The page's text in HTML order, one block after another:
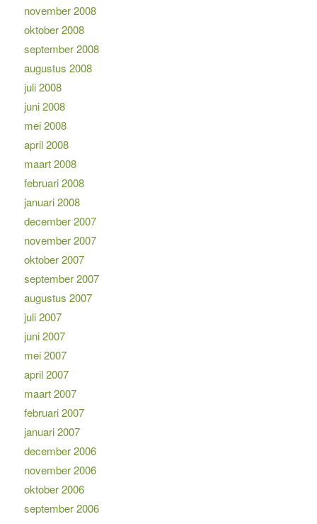
november 2008
oktober 2008
september 2008
augustus 2008
juli 2008
juni 2008
mei 2008
april 2008
maart 2008
februari 2008
januari 2008
december 2007
november 2007
oktober 2007
september 2007
augustus 2007
juli 2007
juni 2007
mei 2007
april 2007
maart 2007
februari 2007
januari 2007
december 2006
november 2006
oktober 2006
september 2006